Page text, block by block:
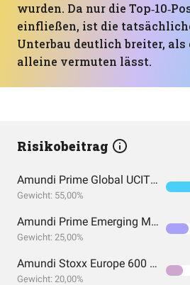
wurden. Da nur die
einfließen, ist die
Unterbau deutlich breiter, als
alleine vermuten lässt.
Risikobeitrag
Amundi Prime Global UCITS ETF Acc EUR
Gewicht: 55,00%
Amundi Prime Emerging Markets UCITS ETF DR (C)
Gewicht: 25,00%
Amundi Stoxx Europe 600 UCITS ETF C EUR
Gewicht: 20,00%